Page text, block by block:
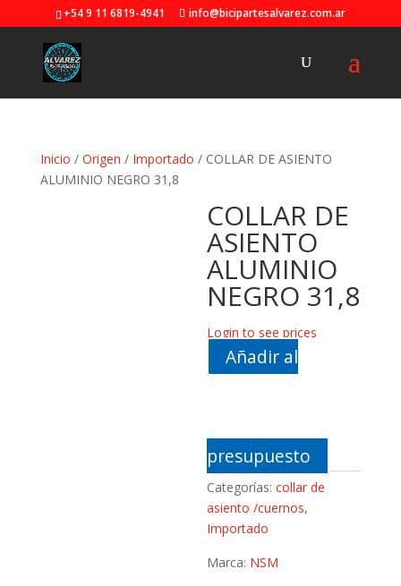
+54 9 11 6819-4941 info@bicipartesalvarez.com.ar
Inicio / Origen / Importado / COLLAR DE ASIENTO
ALUMINIO NEGRO 31,8
COLLAR DE
ASIENTO
ALUMINIO
NEGRO 31,8
Login to see prices
Añadir al
presupuesto
Categorías:collar de
asiento /cuernos,
Importado
Marca: NSM